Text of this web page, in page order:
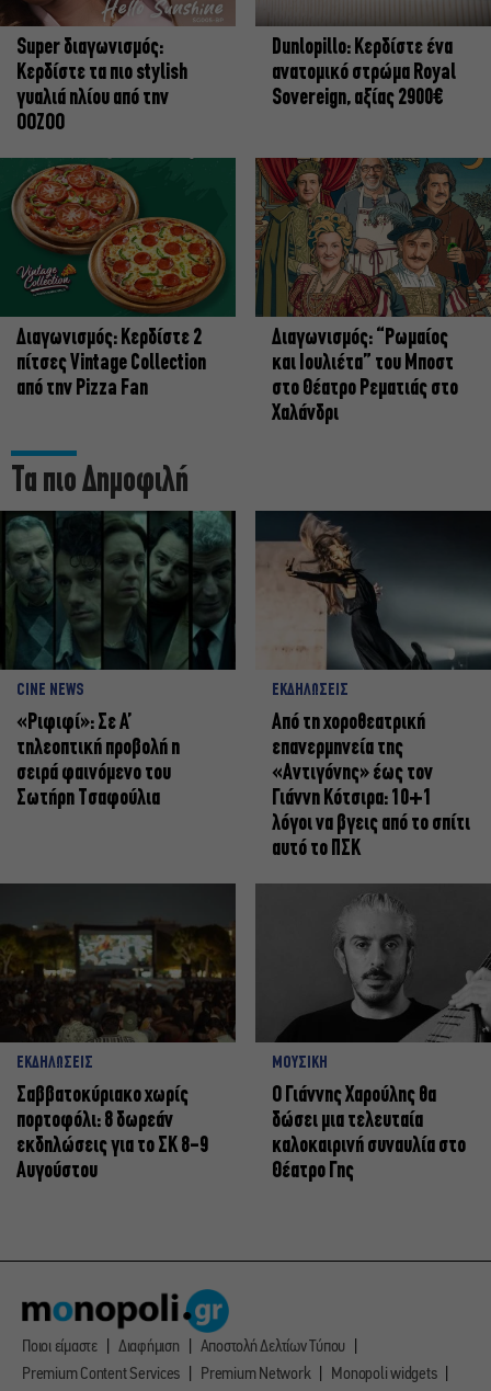
Super διαγωνισμός:
Κερδίστε τα πιο stylish
γυαλιά ηλίου από την
OOZOO
Dunlopillo: Κερδίστε ένα
ανατομικό στρώμα Royal
Sovereign, αξίας 2900€
Διαγωνισμός: Κερδίστε 2
πίτσες Vintage Collection
από την Pizza Fan
Διαγωνισμός: “Ρωμαίος
και Ιουλιέτα” του Μποστ
στο Θέατρο Ρεματιάς στο
Χαλάνδρι
Τα πιο Δημοφιλή
CINE NEWS
«Ριφιφί»: Σε Α’
τηλεοπτική προβολή η
σειρά φαινόμενο του
Σωτήρη Τσαφούλια
ΕΚΔΗΛΩΣΕΙΣ
Από τη χοροθεατρική
επανερμηνεία της
«Αντιγόνης» έως τον
Γιάννη Κότσιρα: 10+1
λόγοι να βγεις από το σπίτι
αυτό το ΠΣΚ
ΕΚΔΗΛΩΣΕΙΣ
Σαββατοκύριακο χωρίς
πορτοφόλι: 8 δωρεάν
εκδηλώσεις για το ΣΚ 8-9
Αυγούστου
ΜΟΥΣΙΚΗ
Ο Γιάννης Χαρούλης θα
δώσει μια τελευταία
καλοκαιρινή συναυλία στο
Θέατρο Γης
Ποιοι είμαστε Διαφήμιση
Αποστολή Δελτίων Τύπου
Premium Content Services
Premium Network Monopoli widgets